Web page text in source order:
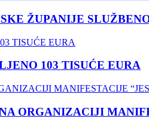
ŽUPANIJE
103 TISUĆE EURA
ORGANIZACIJI